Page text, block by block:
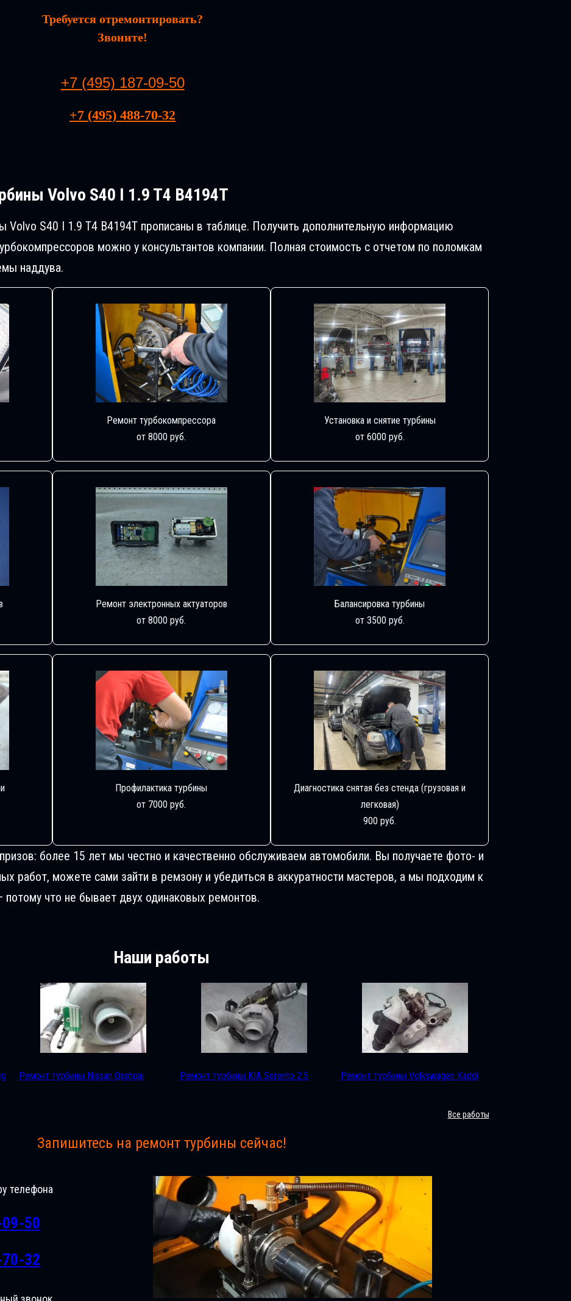
Требуется отремонтировать?
Звоните!
+7 (495) 187-09-50
+7 (495) 488-70-32
Volvo S40 I 1.9 T4 B4194T
Volvo S40 I 1.9 T4 B4194T прописаны в таблице. Получить дополнительную информацию
можно у консультантов компании. Полная стоимость с отчетом по поломкам
наддува.
Ремонт турбокомпрессора
от 8000 руб.
Установка и снятие турбины
от 6000 руб.
Ремонт электронных актуаторов
от 8000 руб.
Балансировка турбины
от 3500 руб.
Профилактика турбины
от 7000 руб.
Диагностика снятая без стенда (грузовая и
легковая)
900 руб.
более 15 лет мы честно и качественно обслуживаем автомобили. Вы получаете фото- и
работ, можете сами зайти в ремзону и убедиться в аккуратности мастеров, а мы подходим к
что не бывает двух одинаковых ремонтов.
Наши работы
Ремонт турбины Nissan Qashqai Ремонт турбины KIA Sorento 2.5 Ремонт турбины Volkswagen Kaddi
Все работы
Запишитесь на ремонт турбины сейчас!
телефона
50
32